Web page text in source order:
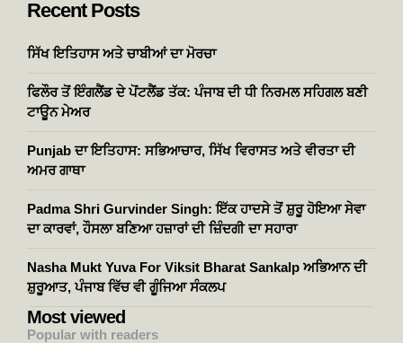
Recent Posts
ਸਿੱਖ ਇਤਿਹਾਸ ਅਤੇ ਚਾਬੀਆਂ ਦਾ ਮੋਰਚਾ
ਫਿਲੌਰ ਤੋਂ ਇੰਗਲੈਂਡ ਦੇ ਪੋਂਟਲੈਂਡ ਤੱਕ: ਪੰਜਾਬ ਦੀ ਧੀ ਨਿਰਮਲ ਸਹਿਗਲ ਬਣੀ
ਟਾਊਨ ਮੇਅਰ
Punjab ਦਾ ਇਤਿਹਾਸ: ਸਭਿਆਚਾਰ, ਸਿੱਖ ਵਿਰਾਸਤ ਅਤੇ ਵੀਰਤਾ ਦੀ
ਅਮਰ ਗਾਥਾ
Padma Shri Gurvinder Singh: ਇੱਕ ਹਾਦਸੇ ਤੋਂ ਸ਼ੁਰੂ ਹੋਇਆ ਸੇਵਾ
ਦਾ ਕਾਰਵਾਂ, ਹੌਸਲਾ ਬਣਿਆ ਹਜ਼ਾਰਾਂ ਦੀ ਜ਼ਿੰਦਗੀ ਦਾ ਸਹਾਰਾ
Nasha Mukt Yuva For Viksit Bharat Sankalp ਅਭਿਆਨ ਦੀ
ਸ਼ੁਰੂਆਤ, ਪੰਜਾਬ ਵਿੱਚ ਵੀ ਗੂੰਜਿਆ ਸੰਕਲਪ
Most viewed
Popular with readers